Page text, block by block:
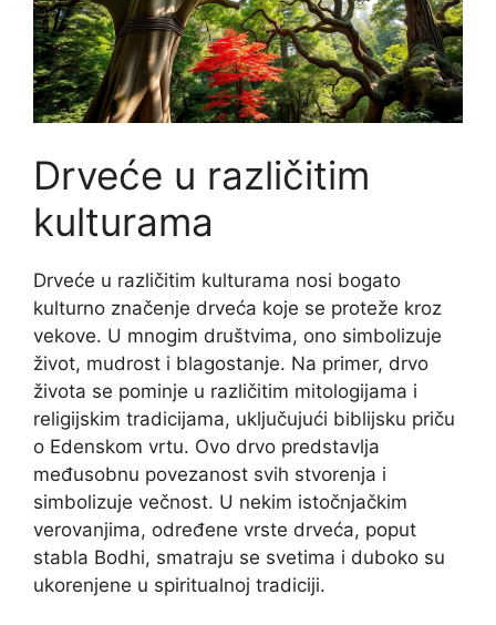
Drveće u različitim
kulturama
Drveće u različitim kulturama nosi bogato
kulturno značenje drveća koje se proteže kroz
vekove. U mnogim društvima, ono simbolizuje
život, mudrost i blagostanje. Na primer, drvo
života se pominje u različitim mitologijama i
religijskim tradicijama, uključujući biblijsku priču
o Edenskom vrtu. Ovo drvo predstavlja
međusobnu povezanost svih stvorenja i
simbolizuje večnost. U nekim istočnjačkim
verovanjima, određene vrste drveća, poput
stabla Bodhi, smatraju se svetima i duboko su
ukorenjene u spiritualnoj tradiciji.